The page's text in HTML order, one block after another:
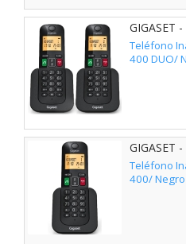
GIGASET
Teléfono
400 DUO/
GIGASET
Teléfono
400/ Negro